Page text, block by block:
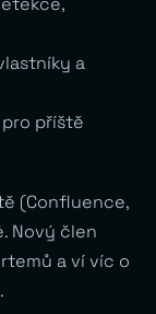
a
příště
(Confluence,
Nový člen
a ví víc o